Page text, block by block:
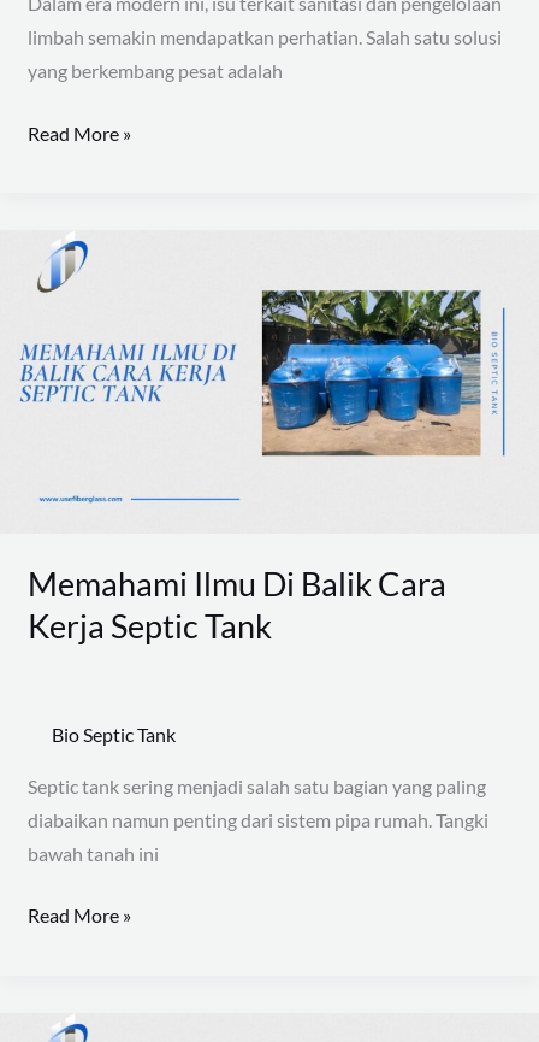
limbah semakin mendapatkan perhatian. Salah satu solusi
yang berkembang pesat adalah
Read More »
Memahami Ilmu Di Balik Cara
Kerja Septic Tank
Bio Septic Tank
Septic tank sering menjadi salah satu bagian yang paling
diabaikan namun penting dari sistem pipa rumah. Tangki
bawah tanah ini
Memahami
Ilmu
Balik
Cara
Read More »
Cara